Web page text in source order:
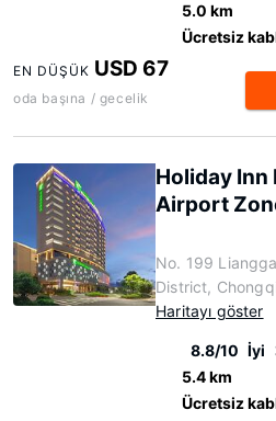
5.0 km
Ücretsiz
EN DÜŞÜK USD 67
oda başına / gecelik
Holiday
Airport
No. 199
District,
Haritayı göster
8.8/10 İyi
5.4 km
Ücretsiz